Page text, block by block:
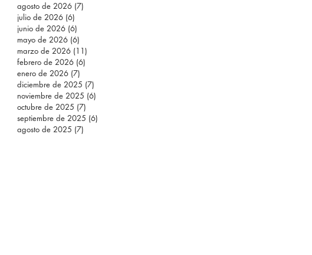
agosto de 2026 (7)
julio de 2026 (6)
junio de 2026 (6)
mayo de 2026 (6)
marzo de 2026 (11)
febrero de 2026 (6)
enero de 2026 (7)
diciembre de 2025 (7)
noviembre de 2025 (6)
octubre de 2025 (7)
septiembre de 2025 (6)
agosto de 2025 (7)